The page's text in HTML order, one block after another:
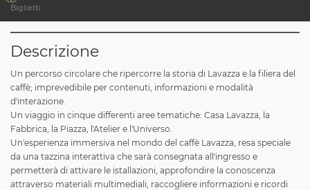
Biglietti
Descrizione
Un percorso circolare che ripercorre la storia di Lavazza e la filiera del
caffè; imprevedibile per contenuti, informazioni e modalità
d'interazione.
Un viaggio in cinque differenti aree tematiche: Casa Lavazza, la
Fabbrica, la Piazza, l'Atelier e l'Universo.
Un'esperienza immersiva nel mondo del caffè Lavazza, resa speciale
da una tazzina interattiva che sarà consegnata all'ingresso e
permetterà di attivare le istallazioni, approfondire la conoscenza
attraverso materiali multimediali, raccogliere informazioni e ricordi